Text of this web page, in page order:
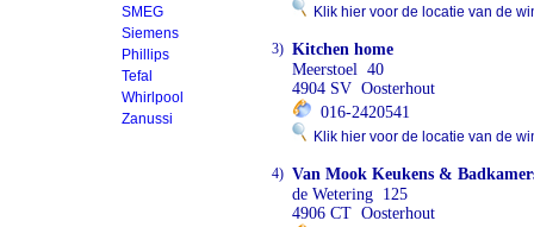
SMEG
Siemens
Phillips
Tefal
Whirlpool
Zanussi
Klik hier voor de locatie van de
3) Kitchen home
Meerstoel 40
4904 SV Oosterhout
016-2420541
Klik hier voor de locatie van de
4) Van Mook Keukens &
de Wetering 125
4906 CT Oosterhout